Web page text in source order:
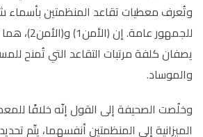
وتُعرف معطيات تقاعد المنظمتين بأسماء
للجمهور عامة.
يصفان كلفة مرتبات التقاعد التي تُمنح
والموساد.
وخلُصت الصحيفة إلى القول إنّه خلافًا
الميزانية إلى المنظمتين أنفسهما، يتّم